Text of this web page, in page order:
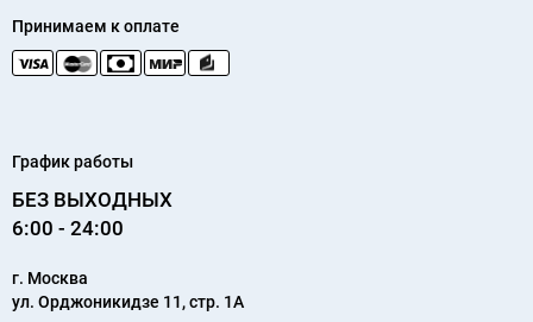
Принимаем к оплате
График работы
БЕЗ ВЫХОДНЫХ
6:00 - 24:00
г. Москва
ул. Орджоникидзе 11, стр. 1А